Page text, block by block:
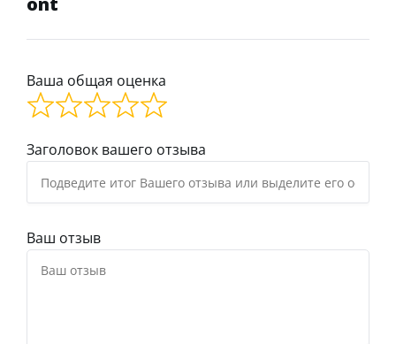
Ваша общая оценка
Заголовок вашего отзыва
Ваш отзыв